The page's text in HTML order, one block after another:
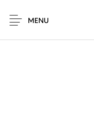
MENU
SALE!